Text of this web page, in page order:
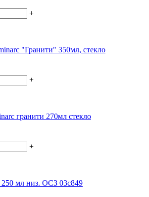
+
"Гранити" 350мл, стекло
+
гранити 270мл стекло
+
250 мл низ. ОСЗ 03с849